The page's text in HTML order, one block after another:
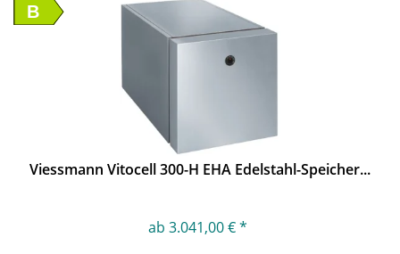
B
Viessmann Vitocell 300-H EHA Edelstahl-Speicher...
ab 3.041,00 € *